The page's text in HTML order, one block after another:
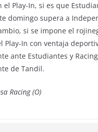
el Play-In, si es que
domingo supera a
si se impone el
Play-In con ventaja
ante Estudiantes y
de Tandil.
Racing (O)